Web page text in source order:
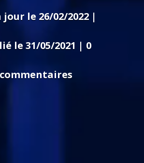
jour le 26/02/2022 |
le 31/05/2021 | 0
commentaires